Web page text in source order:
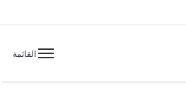
القائمة